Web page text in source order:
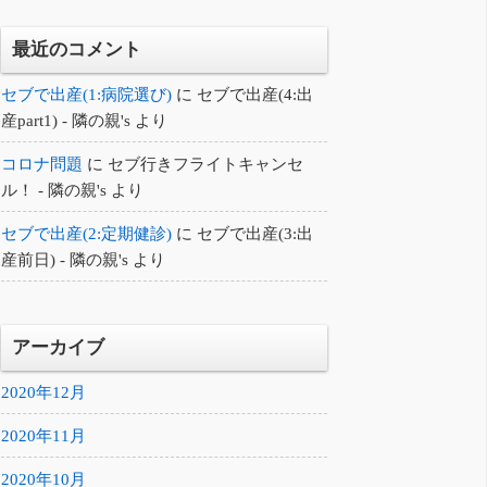
最近のコメント
セブで出産(1:病院選び) に セブで出産(4:出
産part1) - 隣の親's より
コロナ問題 に セブ行きフライトキャンセ
ル！ - 隣の親's より
セブで出産(2:定期健診) に セブで出産(3:出
産前日) - 隣の親's より
アーカイブ
2020年12月
2020年11月
2020年10月